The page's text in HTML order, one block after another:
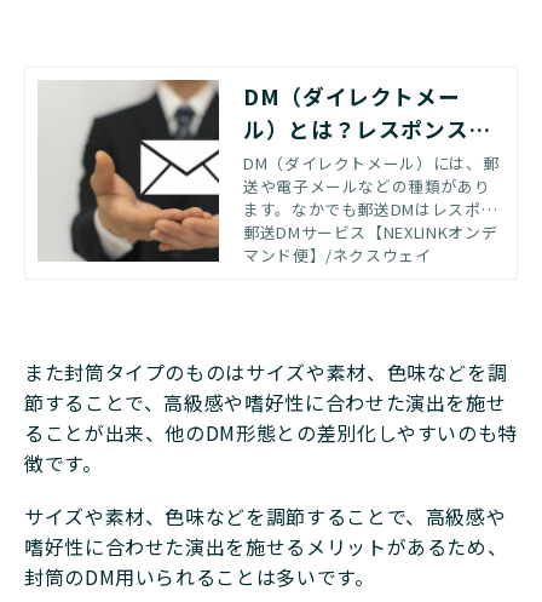
DM（ダイレクトメー
ル）とは？レスポンス率
の高いDMの作り方を紹
介
DM（ダイレクトメール）には、郵
送や電子メールなどの種類があり
ます。なかでも郵送DMはレスポン
ス率が比較的高く、ターゲットに
合うデザインができるなどマーケ
を高める方法を解説します。
郵送DMサービス【NEXLINKオンデ
マンド便】/ネクスウェイ
また封筒タイプのものはサイズや素材、色味などを調
節することで、高級感や嗜好性に合わせた演出を施せ
ることが出来、他のDM形態との差別化しやすいのも特
徴です。
サイズや素材、色味などを調節することで、高級感や
嗜好性に合わせた演出を施せるメリットがあるため、
封筒のDM用いられることは多いです。